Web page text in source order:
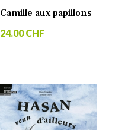
Camille aux papillons
24.00 CHF